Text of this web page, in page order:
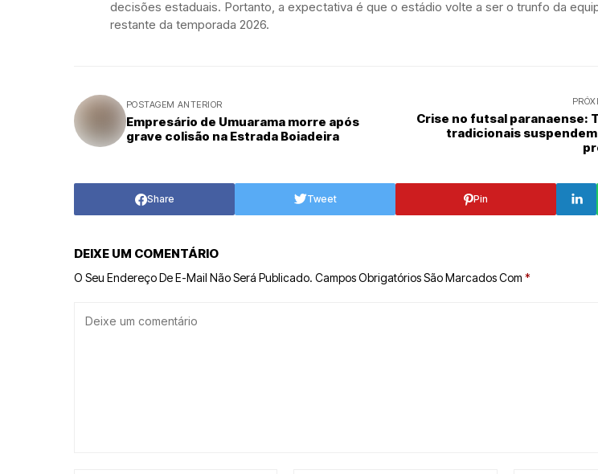
decisões estaduais. Portanto, a expectativa é que o estádio volte a ser o trunfo da
restante da temporada 2026.
POSTAGEM ANTERIOR
Empresário de Umuarama morre após
grave colisão na Estrada Boiadeira
Crise no futsal paranaense:
tradicionais
Share Tweet Pin
DEIXE UM COMENTÁRIO
O Seu Endereço De E-Mail Não Será Publicado. Campos Obrigatórios São Marcados Com *